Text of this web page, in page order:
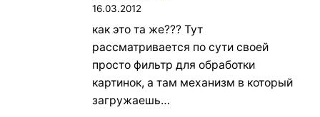
16.03.2012
как это та же??? Тут
рассматривается по сути своей
просто фильтр для обработки
картинок, а там механизм в который
загружаешь…